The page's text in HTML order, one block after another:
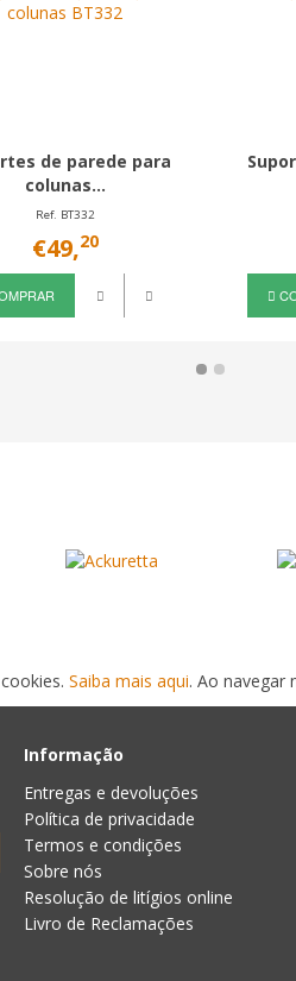
de parede para
colunas...
Ref. BT332
€49,20
Saiba mais aqui. Ao navegar
Informação
Entregas e devoluções
Política de privacidade
Termos e condições
Sobre nós
Resolução de litígios online
Livro de Reclamações